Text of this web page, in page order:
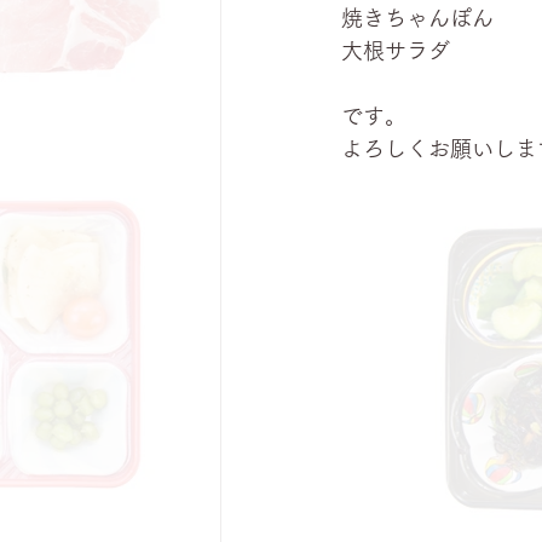
焼きちゃんぽん
大根サラダ
です。
よろしくお願いし